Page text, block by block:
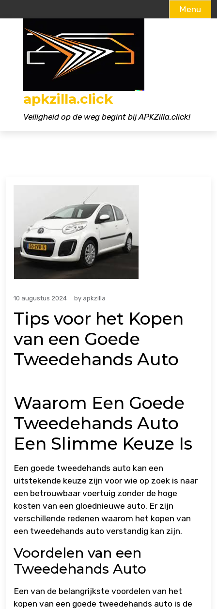
Menu
apkzilla.click
Veiligheid op de weg begint bij APKZilla.click!
10 augustus 2024 by apkzilla
Tips voor het Kopen
van een Goede
Tweedehands Auto
Waarom Een Goede
Tweedehands Auto
Een Slimme Keuze Is
Een goede tweedehands auto kan een
uitstekende keuze zijn voor wie op zoek is naar
een betrouwbaar voertuig zonder de hoge
kosten van een gloednieuwe auto. Er zijn
verschillende redenen waarom het kopen van
een tweedehands auto verstandig kan zijn.
Voordelen van een
Tweedehands Auto
Een van de belangrijkste voordelen van het
kopen van een goede tweedehands auto is de